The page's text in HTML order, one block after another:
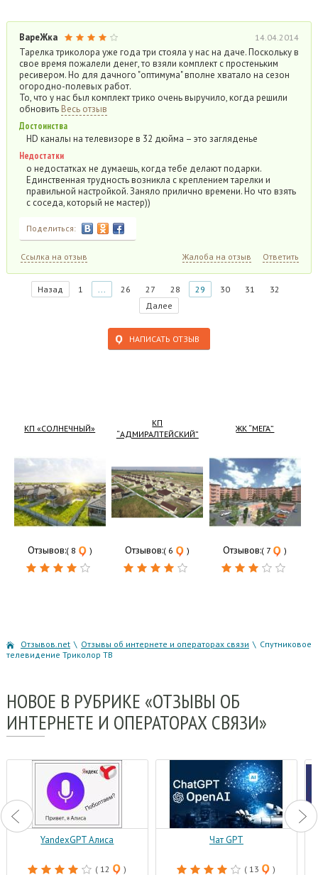
ВареЖка 14.04.2014
Тарелка триколора уже года три стояла у нас на даче. Поскольку в
свое время пожалели денег, то взяли комплект с простеньким
ресивером. Но для дачного "оптимума" вполне хватало на сезон
огородно-полевых работ.
То, что у нас был комплект трико очень выручило, когда решили
обновить Весь отзыв
Достоинства
HD каналы на телевизоре в 32 дюйма – это загляденье
Недостатки
о недостатках не думаешь, когда тебе делают подарки.
Единственная трудность возникла с креплением тарелки и
правильной настройкой. Заняло прилично времени. Но что взять
с соседа, который не мастер))
Поделиться:
Ссылка на отзыв Жалоба на отзыв Ответить
Назад 1 ... 26 27 28 29 30 31
32
Далее
НАПИСАТЬ ОТЗЫВ
КП «СОЛНЕЧНЫЙ»
Отзывов:( 8 )
КП
“АДМИРАЛТЕЙСКИЙ”
Отзывов:( 6 )
ЖК “МЕГА”
Отзывов:( 7 )
Отзывов.net \ Отзывы об интернете и операторах связи \ Спутниковое
телевидение Триколор ТВ
НОВОЕ В РУБРИКЕ «ОТЗЫВЫ ОБ
ИНТЕРНЕТЕ И ОПЕРАТОРАХ СВЯЗИ»
YandexGPT Алиса
( 12 )
Чат GPT
( 13 )